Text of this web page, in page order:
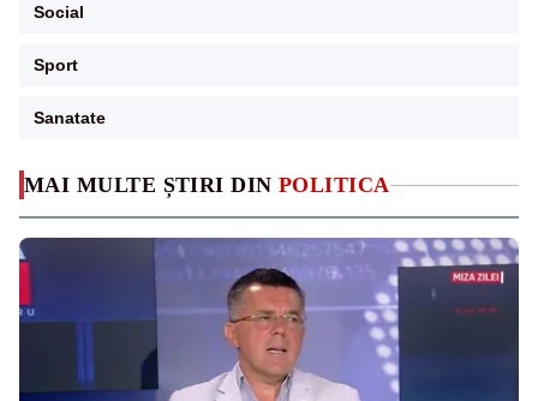
MAI MULTE ȘTIRI DIN POLITICA
Social
Sport
Sanatate